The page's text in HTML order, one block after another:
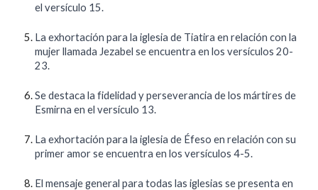
el versículo 15.
La exhortación para la iglesia de Tiatira en relación con la
mujer llamada Jezabel se encuentra en los versículos 20-
23.
Se destaca la fidelidad y perseverancia de los mártires de
Esmirna en el versículo 13.
La exhortación para la iglesia de Éfeso en relación con su
primer amor se encuentra en los versículos 4-5.
El mensaje general para todas las iglesias se presenta en